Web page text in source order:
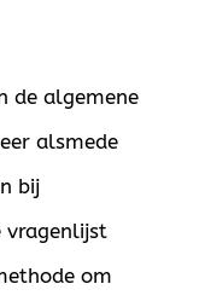
de algemene
alsmede
bij
vragenlijst
om